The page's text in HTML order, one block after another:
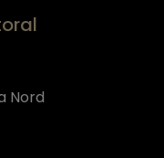
Nord